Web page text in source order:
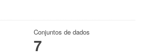
Conjuntos de dados
7